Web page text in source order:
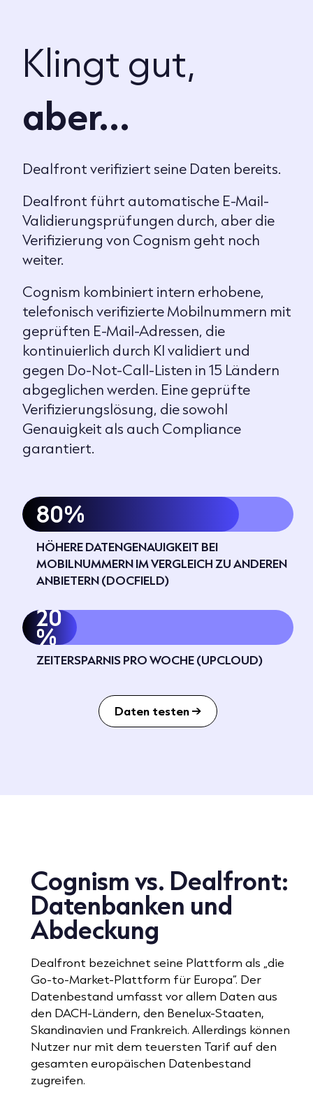
Klingt gut,
aber...
Dealfront verifiziert seine Daten bereits.
Dealfront führt automatische E-Mail-
Validierungsprüfungen durch, aber die
Verifizierung von Cognism geht noch
weiter.
Cognism kombiniert intern erhobene,
telefonisch verifizierte Mobilnummern mit
geprüften E-Mail-Adressen, die
kontinuierlich durch KI validiert und
gegen Do-Not-Call-Listen in 15 Ländern
abgeglichen werden. Eine geprüfte
Verifizierungslösung, die sowohl
Genauigkeit als auch Compliance
garantiert.
80%
HÖHERE DATEN­GENAUIGKEIT BEI
MOBILNUMMERN IM VERGLEICH ZU ANDEREN
ANBIETERN (DOCFIELD)
20
%
ZEITERSPARNIS PRO WOCHE (UPCLOUD)
Daten testen
Cognism vs. Dealfront:
Datenbanken und
Abdeckung
Dealfront bezeichnet seine Plattform als „die
Go-to-Market-Plattform für Europa“. Der
Datenbestand umfasst vor allem Daten aus
den DACH-Ländern, den Benelux-Staaten,
Skandinavien und Frankreich. Allerdings können
Nutzer nur mit dem teuersten Tarif auf den
gesamten europäischen Datenbestand
zugreifen.